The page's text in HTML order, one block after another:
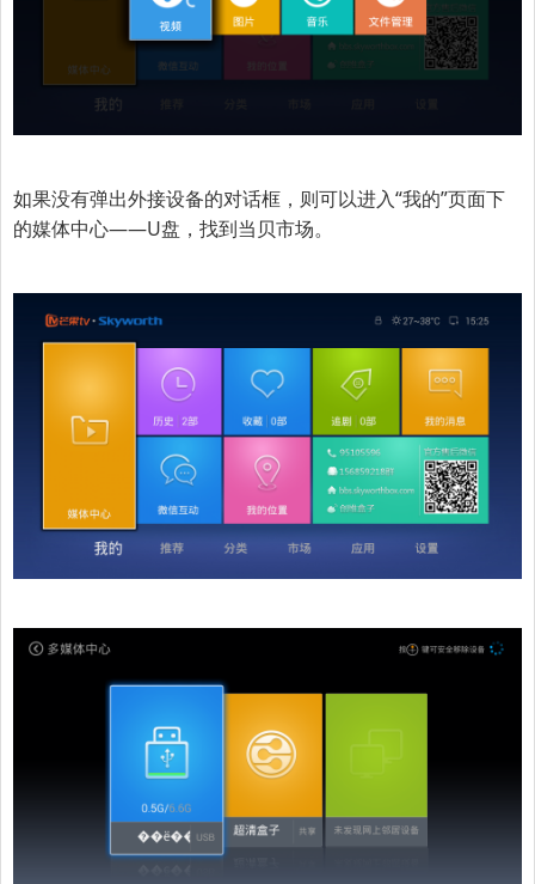
如果没有弹出外接设备的对话框，则可以进入“我的”页面下
的媒体中心——U盘，找到当贝市场。